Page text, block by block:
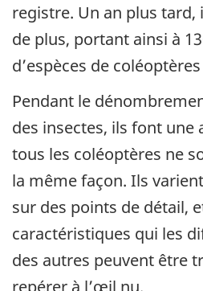
registre. Un an plus tard,
de plus, portant ainsi à
d’espèces de
Pendant le
des insectes, ils font une
tous les coléoptères ne
la même façon. Ils
sur des points de détail,
caractéristiques qui les
des autres peuvent être
repérer à l’œil nu.